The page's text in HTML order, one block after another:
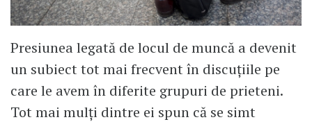
Presiunea legată de locul de muncă a devenit
un subiect tot mai frecvent în discuțiile pe
care le avem în diferite grupuri de prieteni.
Tot mai mulți dintre ei spun că se simt